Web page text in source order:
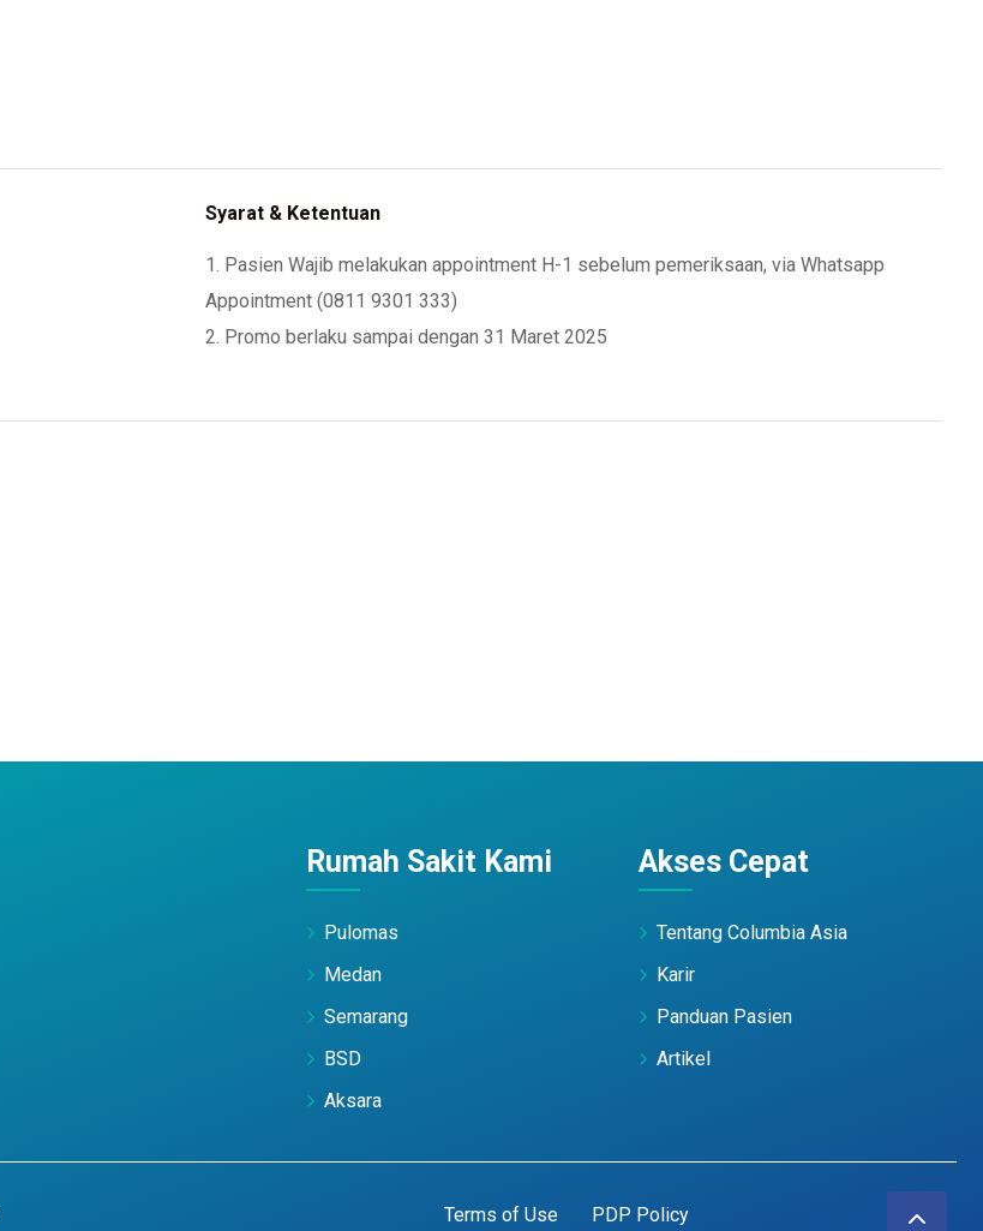
Syarat & Ketentuan
1. Pasien Wajib melakukan appointment H-1 sebelum pemeriksaan, via Whatsapp
Appointment (0811 9301 333)
2. Promo berlaku sampai dengan 31 Maret 2025
Rumah Sakit Kami
Pulomas
Medan
Semarang
BSD
Aksara
Akses Cepat
Tentang Columbia Asia
Karir
Panduan Pasien
Artikel
Terms of Use PDP Policy